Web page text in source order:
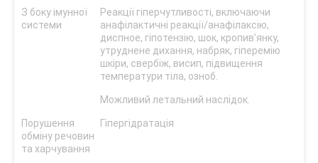
З боку імунної
системи
Реакції гіперчутливості, включаючи
анафілактичні реакції/анафілаксію,
диспное, гіпотензію, шок, кропив’янку,
утруднене дихання, набряк, гіперемію
шкіри, свербіж, висип, підвищення
температури тіла, озноб.
Можливий летальний наслідок.
Порушення
обміну речовин
та харчування
Гіпергідратація